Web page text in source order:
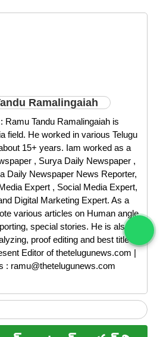
Ramalingaiah
Ramu Tandu Ramalingaiah is
field. He worked in various Telugu
15+ years. Iam worked as a
, Surya Daily Newspaper ,
Daily Newspaper News Reporter,
Expert , Social Media Expert,
Digital Marketing Expert. As a
various articles on Human angle,
special stories. He is also
proof editing and best title
Editor of thetelugunews.com |
: ramu@thetelugunews.com